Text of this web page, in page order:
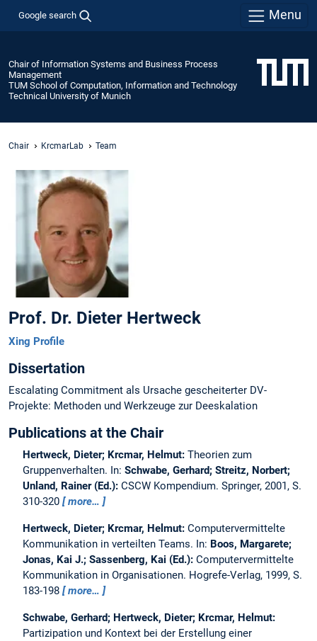
Google search Menu
Chair of Information Systems and Business Process
Management
TUM School of Computation, Information and Technology
Technical University of Munich
Chair KrcmarLab Team
Prof. Dr. Dieter Hertweck
Xing Profile
Dissertation
Escalating Commitment als Ursache gescheiterter DV-
Projekte: Methoden und Werkzeuge zur Deeskalation
Publications at the Chair
Hertweck, Dieter; Krcmar, Helmut: Theorien zum
Gruppenverhalten. In: Schwabe, Gerhard; Streitz, Norbert;
Unland, Rainer (Ed.): CSCW Kompendium. Springer, 2001, S.
310-320
more…
Hertweck, Dieter; Krcmar, Helmut: Computervermittelte
Kommunikation in verteilten Teams. In: Boos, Margarete;
Jonas, Kai J.; Sassenberg, Kai (Ed.): Computervermittelte
Kommunikation in Organisationen. Hogrefe-Verlag, 1999, S.
183-198
more…
Schwabe, Gerhard; Hertweck, Dieter; Krcmar, Helmut:
Partizipation und Kontext bei der Erstellung einer